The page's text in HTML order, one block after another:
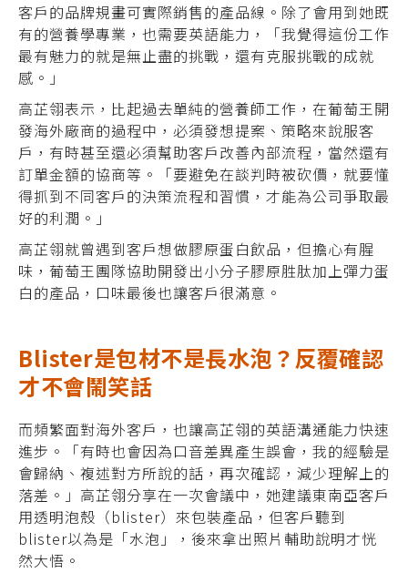
客戶的品牌規畫可實際銷售的產品線。除了會用到她既
有的營養學專業，也需要英語能力，「我覺得這份工作
最有魅力的就是無止盡的挑戰，還有克服挑戰的成就
感。」
高芷翎表示，比起過去單純的營養師工作，在葡萄王開
發海外廠商的過程中，必須發想提案、策略來說服客
戶，有時甚至還必須幫助客戶改善內部流程，當然還有
訂單金額的協商等。「要避免在談判時被砍價，就要懂
得抓到不同客戶的決策流程和習慣，才能為公司爭取最
好的利潤。」
高芷翎就曾遇到客戶想做膠原蛋白飲品，但擔心有腥
味，葡萄王團隊協助開發出小分子膠原胜肽加上彈力蛋
白的產品，口味最後也讓客戶很滿意。
Blister是包材不是長水泡？反覆確認
才不會鬧笑話
而頻繁面對海外客戶，也讓高芷翎的英語溝通能力快速
進步。「有時也會因為口音差異產生誤會，我的經驗是
會歸納、複述對方所說的話，再次確認，減少理解上的
落差。」高芷翎分享在一次會議中，她建議東南亞客戶
用透明泡殼（blister）來包裝產品，但客戶聽到
blister以為是「水泡」，後來拿出照片輔助說明才恍
然大悟。